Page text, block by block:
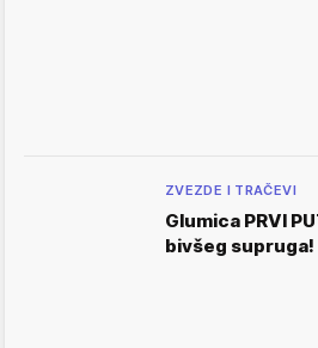
ZVEZDE I TRAČEVI
Glumica PRVI
bivšeg supruga!